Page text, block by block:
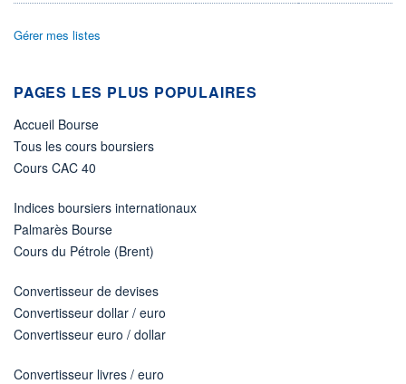
RISQUE DU FONDS (SRI)
4/7
Gérer mes listes
PAGES LES PLUS POPULAIRES
Accueil Bourse
Tous les cours boursiers
Cours CAC 40
Indices boursiers internationaux
Palmarès Bourse
Cours du Pétrole (Brent)
Convertisseur de devises
Convertisseur dollar / euro
Convertisseur euro / dollar
Convertisseur livres / euro